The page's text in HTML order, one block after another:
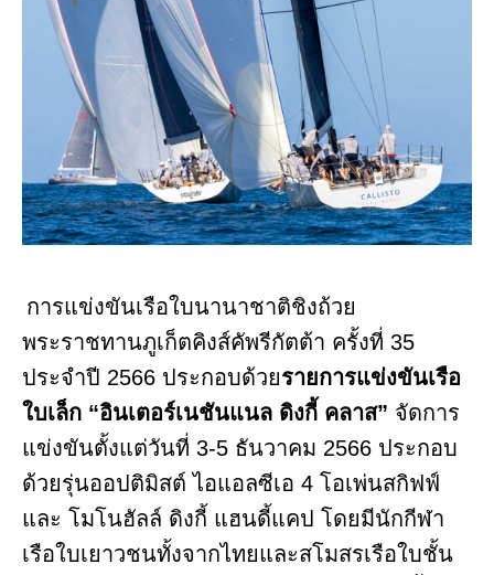
การแข่งขันเรือใบนานาชาติชิงถ้วย
พระราชทานภูเก็ตคิงส์คัพรีกัตต้า ครั้งที่ 35
ประจำปี 2566 ประกอบด้วยรายการแข่งขันเรือ
ใบเล็ก “อินเตอร์เนชันแนล ดิงกี้ คลาส” จัดการ
แข่งขันตั้งแต่วันที่ 3-5 ธันวาคม 2566 ประกอบ
ด้วยรุ่นออปติมิสต์ ไอแอลซีเอ 4 โอเพ่นสกิฟฟ์
และ โมโนฮัลล์ ดิงกี้ แฮนดี้แคป โดยมีนักกีฬา
เรือใบเยาวชนทั้งจากไทยและสโมสรเรือใบชั้น